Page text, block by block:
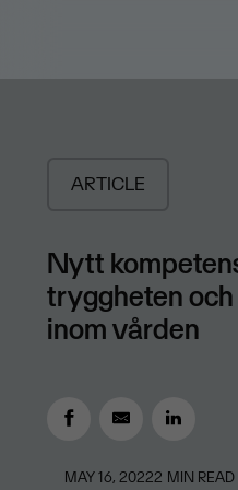
ARTICLE
Nytt
tryggheten
inom vården
MAY 16, 20222 MIN READ